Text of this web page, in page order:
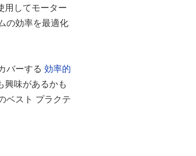
用してモーター
の効率を最適化
バーする 効率的
味があるかも
ベスト プラクテ